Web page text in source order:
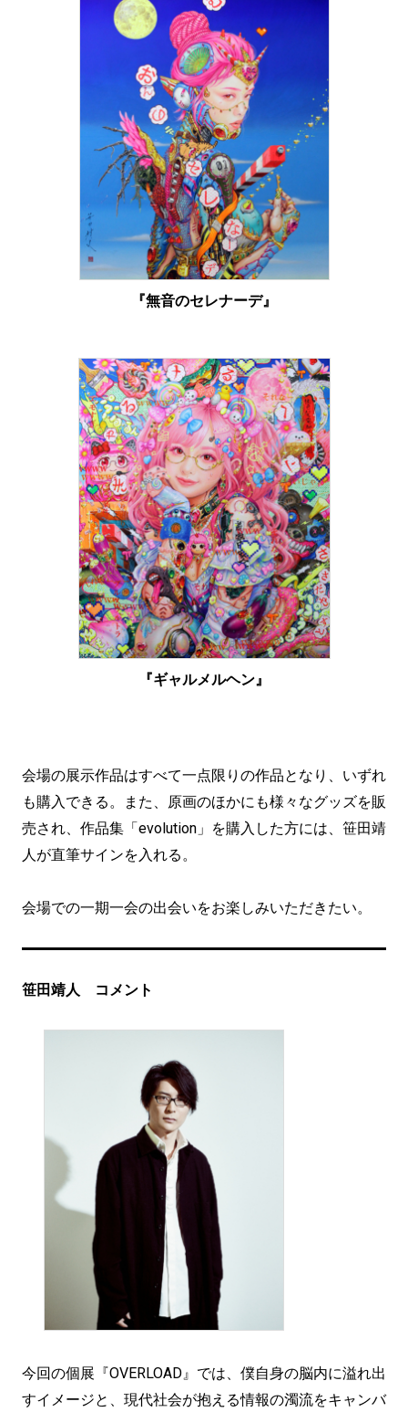
『無音のセレナーデ』
『ギャルメルヘン』
会場の展示作品はすべて一点限りの作品となり、いずれ
も購入できる。また、原画のほかにも様々なグッズを販
売され、作品集「evolution」を購入した方には、笹田靖
人が直筆サインを入れる。
会場での一期一会の出会いをお楽しみいただきたい。
笹田靖人 コメント
今回の個展『OVERLOAD』では、僕自身の脳内に溢れ出
すイメージと、現代社会が抱える情報の濁流をキャンバ